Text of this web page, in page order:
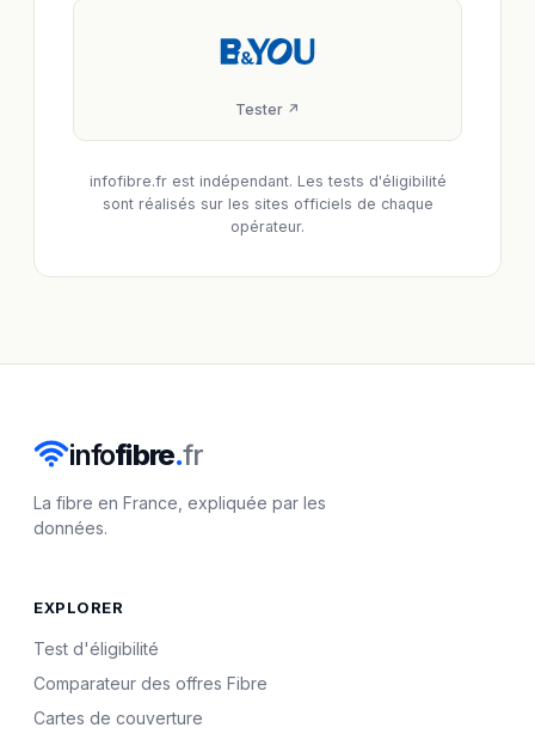
Tester ↗
infofibre.fr est indépendant. Les tests d'éligibilité
sont réalisés sur les sites officiels de chaque
opérateur.
infofibre.fr
La fibre en France, expliquée par les
données.
EXPLORER
Test d'éligibilité
Comparateur des offres Fibre
Cartes de couverture